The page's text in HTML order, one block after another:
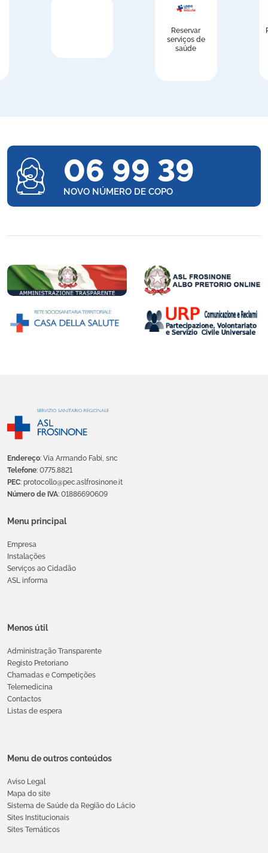
Reservar
serviços de
saúde
06 99 39
NOVO NÚMERO DE COPO
Endereço: Via Armando Fabi, snc
Telefone: 0775.8821
PEC: protocollo@pec.aslfrosinone.it
Número de IVA: 01886690609
Menu principal
Empresa
Instalações
Serviços ao Cidadão
ASL informa
Menos útil
Administração Transparente
Registo Pretoriano
Chamadas e Competições
Telemedicina
Contactos
Listas de espera
Menu de outros conteúdos
Aviso Legal
Mapa do site
Sistema de Saúde da Região do Lácio
Sites Institucionais
Sites Temáticos